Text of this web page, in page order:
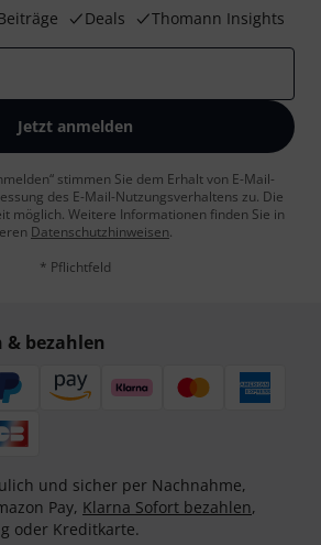
Deals Thomann Insights
Jetzt anmelden
stimmen Sie dem Erhalt von E-Mail-
des E-Mail-Nutzungsverhaltens zu. Die
möglich. Weitere Informationen finden Sie in
Datenschutzhinweisen.
* Pflichtfeld
bezahlen
und sicher per Nachnahme,
Pay, Klarna Sofort bezahlen,
oder Kreditkarte.